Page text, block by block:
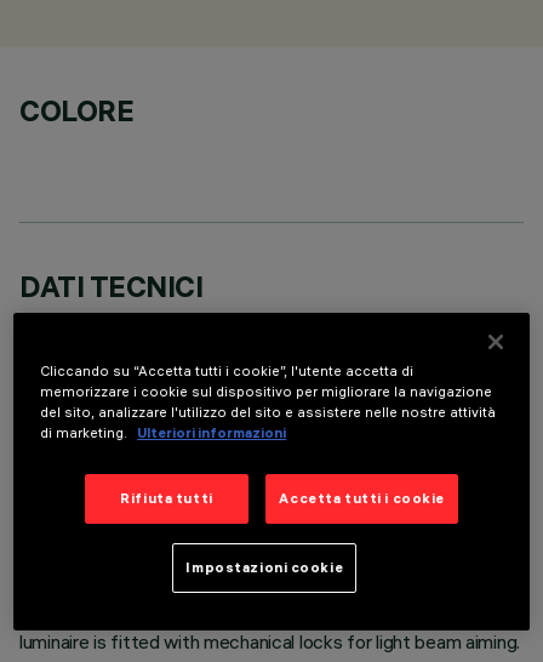
COLORE
DATI TECNICI
DESCRIZIONE
Round adjustable luminaire designed to use an LED lamp with
Version with rim for surface-mounting. Painted, die-cast
aluminium body. Lower reflector vacuum-metallised with
Anodised aluminium upper reflector. Black, zinc-plated sheet
steel bracket. The luminaire can be rotated 30° relative to
luminaire is fitted with mechanical locks for light beam aiming.
Cliccando su “Accetta tutti i cookie”, l'utente accetta di
memorizzare i cookie sul dispositivo per migliorare la navigazione
del sito, analizzare l'utilizzo del sito e assistere nelle nostre attività
di marketing.
Ulteriori informazioni
Rifiuta tutti Accetta tutti i cookie
Impostazioni cookie